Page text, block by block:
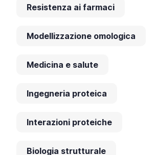
Resistenza ai farmaci
Modellizzazione omologica
Medicina e salute
Ingegneria proteica
Interazioni proteiche
Biologia strutturale